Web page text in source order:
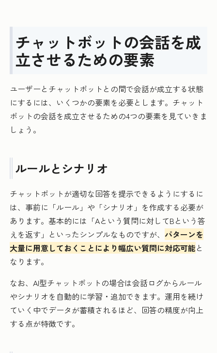
チャットボットの会話を成
立させるための要素
ユーザーとチャットボットとの間で会話が成立する状態
にするには、いくつかの要素を必要とします。チャット
ボットの会話を成立させるための4つの要素を見ていきま
しょう。
ルールとシナリオ
チャットボットが適切な回答を提示できるようにするに
は、事前に「ルール」や「シナリオ」を作成する必要が
あります。基本的には「Aという質問に対してBという答
えを返す」といったシンプルなものですが、 パターンを
大量に用意しておくことにより幅広い質問に対応可能と
なります。
なお、AI型チャットボットの場合は会話ログからルール
やシナリオを自動的に学習・追加できます。運用を続け
ていく中でデータが蓄積されるほど、回答の精度が向上
する点が特徴です。